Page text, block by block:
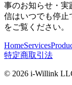
事のお知らせ・実
信はいつでも停止
をご覧ください。
HomeServices
特定商取引法
© 2026 i-Willink